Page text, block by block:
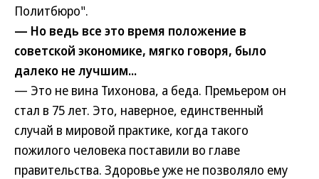
Политбюро".
— Но ведь все это время положение в
советской экономике, мягко говоря, было
далеко не лучшим...
— Это не вина Тихонова, а беда. Премьером он
стал в 75 лет. Это, наверное, единственный
случай в мировой практике, когда такого
пожилого человека поставили во главе
правительства. Здоровье уже не позволяло ему